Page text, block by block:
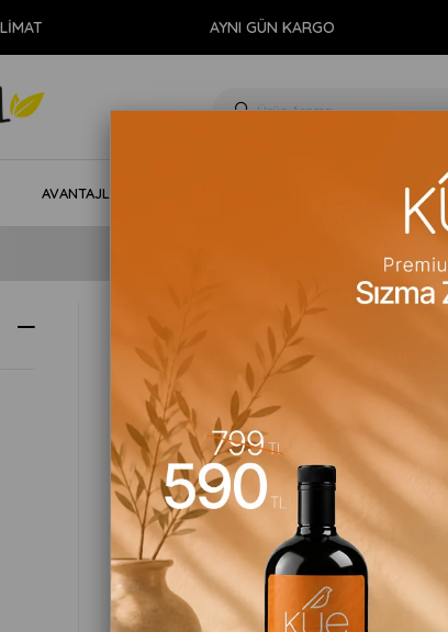
AYNI GÜN KARGO
AVANTAJLI PAKETLER
Filtrelemeyi Kaldır
Fiyata Göre (Artan) Fiyata Göre (Azalan)
Yeni